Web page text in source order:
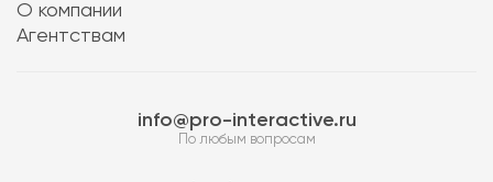
О компании
Агентствам
info@pro-interactive.ru
По любым вопросам